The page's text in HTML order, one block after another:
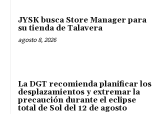
JYSK busca Store Manager para
su tienda de Talavera
agosto 8, 2026
La DGT recomienda planificar los
desplazamientos y extremar la
precaución durante el eclipse
total de Sol del 12 de agosto